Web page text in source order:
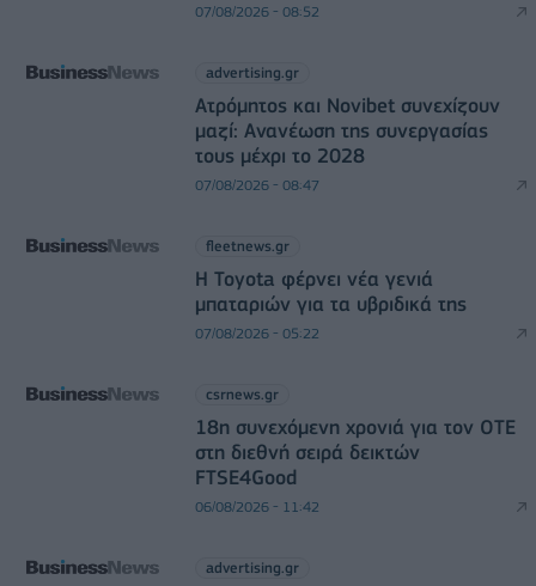
07/08/2026 - 08:52
advertising.gr
Ατρόμητος και Novibet συνεχίζουν
μαζί: Ανανέωση της συνεργασίας
τους μέχρι το 2028
07/08/2026 - 08:47
fleetnews.gr
Η Toyota φέρνει νέα γενιά
μπαταριών για τα υβριδικά της
07/08/2026 - 05:22
csrnews.gr
18η συνεχόμενη χρονιά για τον ΟΤΕ
στη διεθνή σειρά δεικτών
FTSE4Good
06/08/2026 - 11:42
advertising.gr